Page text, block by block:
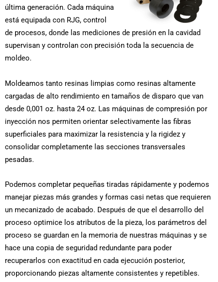
última generación. Cada máquina
está equipada con RJG, control
de procesos, donde las mediciones de presión en la cavidad
supervisan y controlan con precisión toda la secuencia de
moldeo.
Moldeamos tanto resinas limpias como resinas altamente
cargadas de alto rendimiento en tamaños de disparo que van
desde 0,001 oz. hasta 24 oz. Las máquinas de compresión por
inyección nos permiten orientar selectivamente las fibras
superficiales para maximizar la resistencia y la rigidez y
consolidar completamente las secciones transversales
pesadas.
Podemos completar pequeñas tiradas rápidamente y podemos
manejar piezas más grandes y formas casi netas que requieren
un mecanizado de acabado. Después de que el desarrollo del
proceso optimice los atributos de la pieza, los parámetros del
proceso se guardan en la memoria de nuestras máquinas y se
hace una copia de seguridad redundante para poder
recuperarlos con exactitud en cada ejecución posterior,
proporcionando piezas altamente consistentes y repetibles.